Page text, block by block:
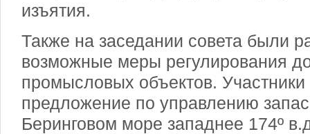
изъятия.
Также на заседании совета были
возможные меры регулирования
промысловых объектов.
предложение по управлению
Беринговом море западнее 174º